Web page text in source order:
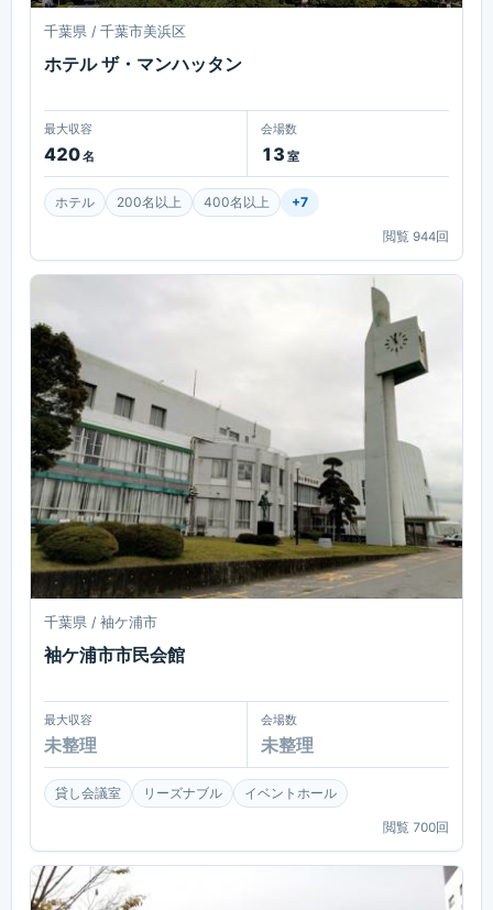
千葉県 / 千葉市美浜区
ホテル ザ・マンハッタン
最大収容
420名
会場数
13 室
ホテル 200名以上 400名以上 +7
閲覧 944回
千葉県 / 袖ケ浦市
袖ケ浦市市民会館
最大収容
未整理
会場数
未整理
貸し会議室 リーズナブル イベントホール
閲覧 700回